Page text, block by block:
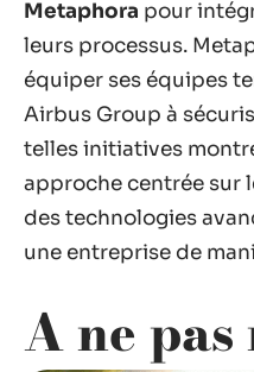
Metaphora pour
leurs processus.
équiper ses équipes
Airbus Group à
telles initiatives
approche centrée sur
des technologies
une entreprise de
A ne